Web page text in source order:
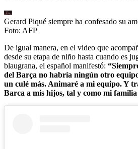
Gerard Piqué siempre ha confesado su
Foto: AFP
De igual manera, en el video que
desde su etapa de niño hasta cuando es
blaugrana, el español manifestó:
del Barça no habría ningún otro
un culé más. Animaré a mi equipo. Y
Barca a mis hijos, tal y como mi